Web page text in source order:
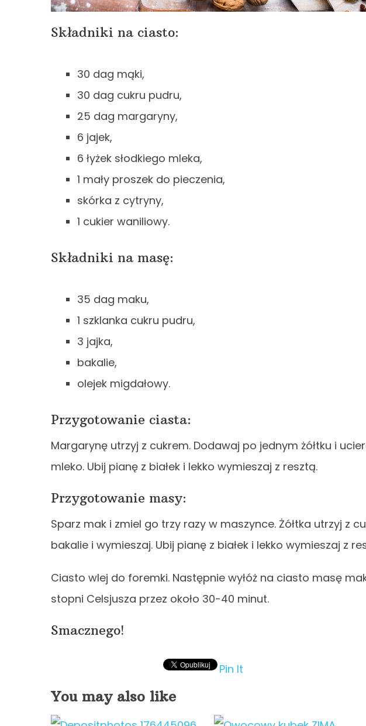
Składniki na ciasto:
30 dag mąki,
30 dag cukru pudru,
25 dag margaryny,
6 jajek,
6 łyżek słodkiego mleka,
1 mały proszek do pieczenia,
skórka z cytryny,
1 cukier waniliowy.
Składniki na masę:
35 dag maku,
1 szklanka cukru pudru,
3 jajka,
bakalie,
olejek migdałowy.
Przygotowanie ciasta:
Margarynę utrzyj z cukrem. Dodawaj po jednym żółtku i
mleko. Ubij pianę z białek i lekko wymieszaj z resztą.
Przygotowanie masy:
Sparz mak i zmiel go trzy razy w maszynce. Żółtka utrzyj z
bakalie i wymieszaj. Ubij pianę z białek i lekko wymieszaj z
Ciasto wlej do foremki. Następnie wyłóż na ciasto masę
stopni Celsjusza przez około 30-40 minut.
Smacznego!
Pin It
You may also like